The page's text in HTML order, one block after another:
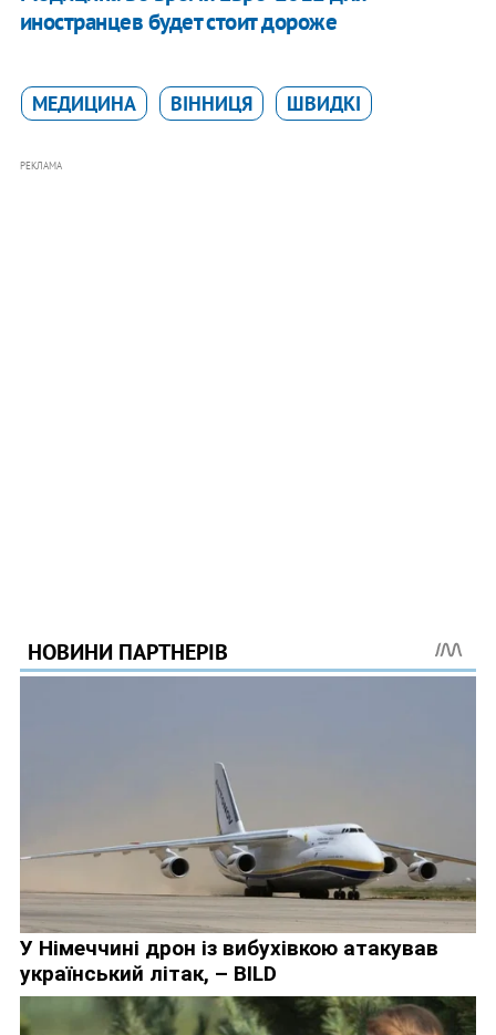
иностранцев будет стоит дороже
МЕДИЦИНА ВІННИЦЯ ШВИДКІ
РЕКЛАМА